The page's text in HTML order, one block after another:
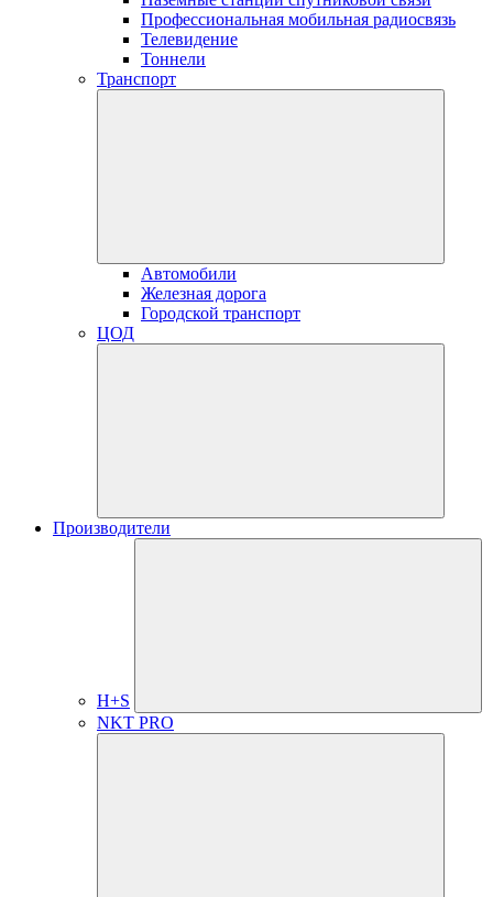
Профессиональная мобильная радиосвязь
Телевидение
Тоннели
Транспорт
Автомобили
Железная дорога
Городской транспорт
ЦОД
Производители
H+S
NKT PRO